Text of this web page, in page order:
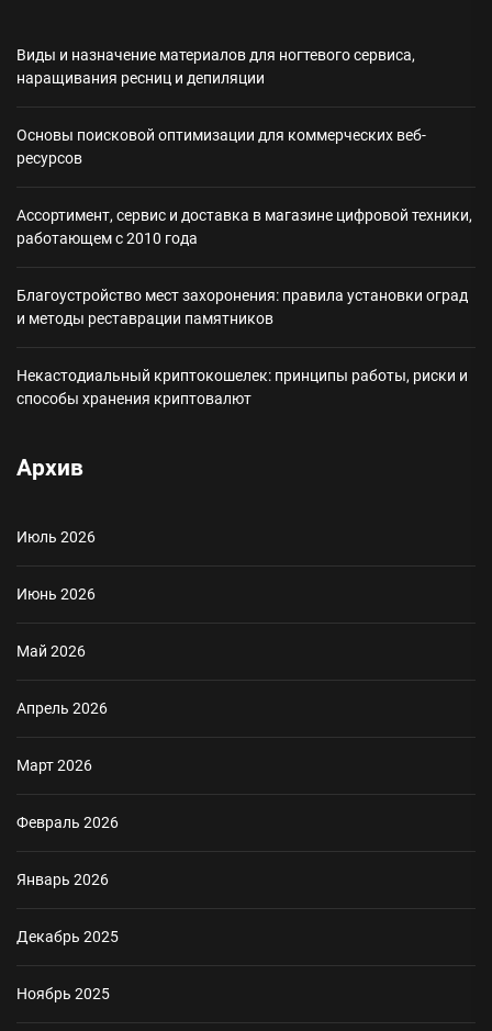
Виды и назначение материалов для ногтевого сервиса,
наращивания ресниц и депиляции
Основы поисковой оптимизации для коммерческих веб-
ресурсов
Ассортимент, сервис и доставка в магазине цифровой техники,
работающем с 2010 года
Благоустройство мест захоронения: правила установки оград
и методы реставрации памятников
Некастодиальный криптокошелек: принципы работы, риски и
способы хранения криптовалют
Архив
Июль 2026
Июнь 2026
Май 2026
Апрель 2026
Март 2026
Февраль 2026
Январь 2026
Декабрь 2025
Ноябрь 2025